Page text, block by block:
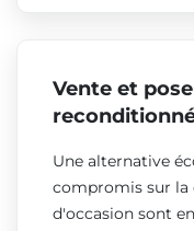
Vente et
Une alternative
compromis sur la
d'occasion sont